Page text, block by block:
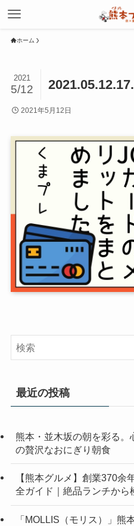
ホーム
2021
5/12
2021年5月12日
最近の投稿
熊本・並木坂の朝を彩る。
の贅沢なおにぎり朝食
【熊本グルメ】創業370余
全ガイド｜絶品ランチから
「MOLLIS（モリス）」熊